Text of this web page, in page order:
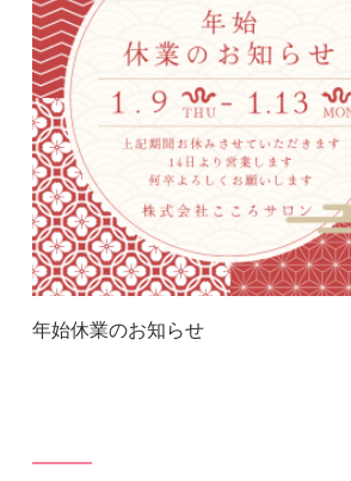
年始休業のお知らせ